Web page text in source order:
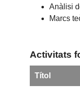
Anàlisi
Marcs
Activitats
Títol